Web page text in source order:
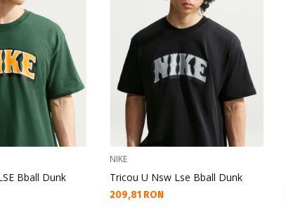
Bball Dunk
NIKE
Tricou U Nsw Lse Bball Dunk
Текуща цена:
209,81 RON